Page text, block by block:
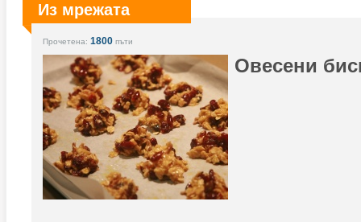
Из мрежата
Прочетена: 1800 пъти
Овесени